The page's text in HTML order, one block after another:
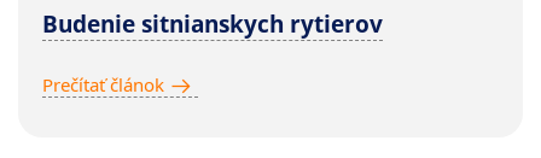
Budenie sitnianskych rytierov
Prečítať článok